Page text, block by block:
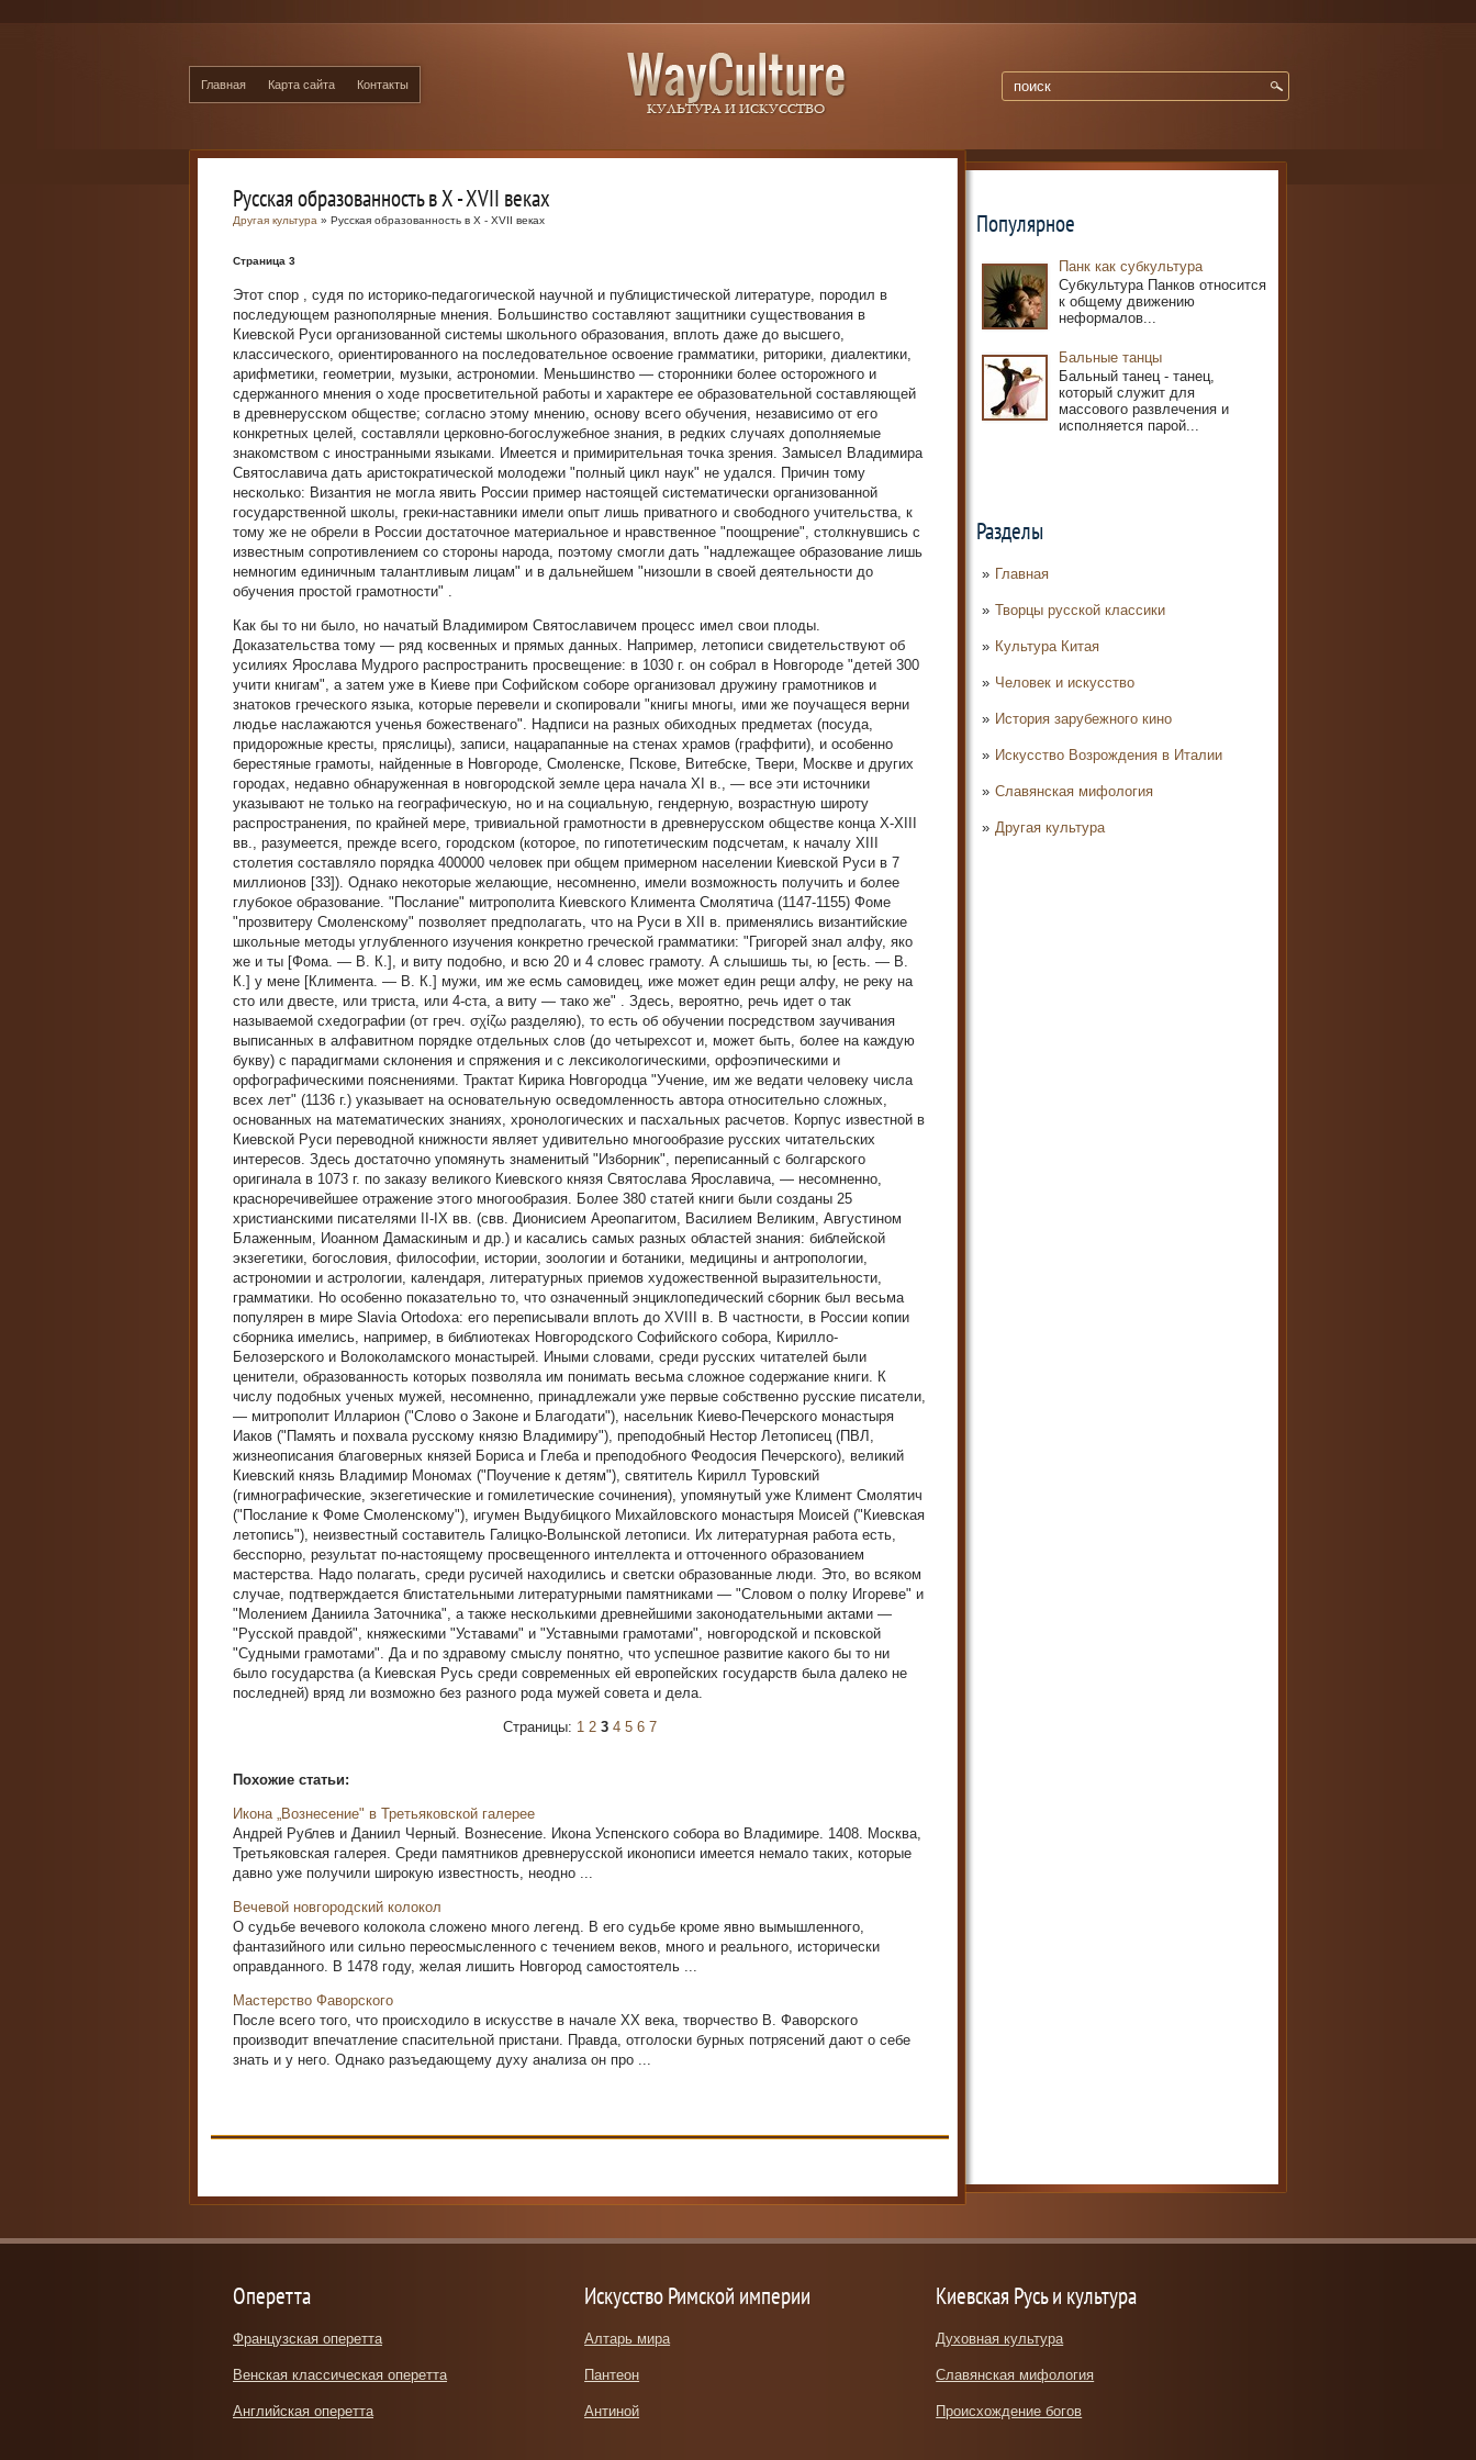
Главная Карта сайта Контакты
Популярное
Панк как субкультура
Субкультура Панков относится
к общему движению
неформалов...
Бальные танцы
Бальный танец - танец,
который служит для
массового развлечения и
исполняется парой...
Разделы
Главная
Творцы русской классики
Культура Китая
Человек и искусство
История зарубежного кино
Искусство Возрождения в Италии
Славянская мифология
Другая культура
Русская образованность в X - XVII веках
Другая культура » Русская образованность в X - XVII веках
Страница 3
Этот спор , судя по историко-педагогической научной и публицистической литературе, породил в
последующем разнополярные мнения. Большинство составляют защитники существования в
Киевской Руси организованной системы школьного образования, вплоть даже до высшего,
классического, ориентированного на последовательное освоение грамматики, риторики, диалектики,
арифметики, геометрии, музыки, астрономии. Меньшинство — сторонники более осторожного и
сдержанного мнения о ходе просветительной работы и характере ее образовательной составляющей
в древнерусском обществе; согласно этому мнению, основу всего обучения, независимо от его
конкретных целей, составляли церковно-богослужебное знания, в редких случаях дополняемые
знакомством с иностранными языками. Имеется и примирительная точка зрения. Замысел Владимира
Святославича дать аристократической молодежи "полный цикл наук" не удался. Причин тому
несколько: Византия не могла явить России пример настоящей систематически организованной
государственной школы, греки-наставники имели опыт лишь приватного и свободного учительства, к
тому же не обрели в России достаточное материальное и нравственное "поощрение", столкнувшись с
известным сопротивлением со стороны народа, поэтому смогли дать "надлежащее образование лишь
немногим единичным талантливым лицам" и в дальнейшем "низошли в своей деятельности до
обучения простой грамотности" .
Как бы то ни было, но начатый Владимиром Святославичем процесс имел свои плоды.
Доказательства тому — ряд косвенных и прямых данных. Например, летописи свидетельствуют об
усилиях Ярослава Мудрого распространить просвещение: в 1030 г. он собрал в Новгороде "детей 300
учити книгам", а затем уже в Киеве при Софийском соборе организовал дружину грамотников и
знатоков греческого языка, которые перевели и скопировали "книгы многы, ими же поучащеся верни
людье наслажаются ученья божественаго". Надписи на разных обиходных предметах (посуда,
придорожные кресты, пряслицы), записи, нацарапанные на стенах храмов (граффити), и особенно
берестяные грамоты, найденные в Новгороде, Смоленске, Пскове, Витебске, Твери, Москве и других
городах, недавно обнаруженная в новгородской земле цера начала XI в., — все эти источники
указывают не только на географическую, но и на социальную, гендерную, возрастную широту
распространения, по крайней мере, тривиальной грамотности в древнерусском обществе конца X-XIII
вв., разумеется, прежде всего, городском (которое, по гипотетическим подсчетам, к началу XIII
столетия составляло порядка 400000 человек при общем примерном населении Киевской Руси в 7
миллионов [33]). Однако некоторые желающие, несомненно, имели возможность получить и более
глубокое образование. "Послание" митрополита Киевского Климента Смолятича (1147-1155) Фоме
"прозвитеру Смоленскому" позволяет предполагать, что на Руси в XII в. применялись византийские
школьные методы углубленного изучения конкретно греческой грамматики: "Григорей знал алфу, яко
же и ты [Фома. — В. К.], и виту подобно, и всю 20 и 4 словес грамоту. А слышишь ты, ю [есть. — В.
К.] у мене [Климента. — В. К.] мужи, им же есмь самовидец, иже может един рещи алфу, не реку на
сто или двесте, или триста, или 4-ста, а виту — тако же" . Здесь, вероятно, речь идет о так
называемой схедографии (от греч. σχίζω разделяю), то есть об обучении посредством заучивания
выписанных в алфавитном порядке отдельных слов (до четырехсот и, может быть, более на каждую
букву) с парадигмами склонения и спряжения и с лексикологическими, орфоэпическими и
орфографическими пояснениями. Трактат Кирика Новгородца "Учение, им же ведати человеку числа
всех лет" (1136 г.) указывает на основательную осведомленность автора относительно сложных,
основанных на математических знаниях, хронологических и пасхальных расчетов. Корпус известной в
Киевской Руси переводной книжности являет удивительно многообразие русских читательских
интересов. Здесь достаточно упомянуть знаменитый "Изборник", переписанный с болгарского
оригинала в 1073 г. по заказу великого Киевского князя Святослава Ярославича, — несомненно,
красноречивейшее отражение этого многообразия. Более 380 статей книги были созданы 25
христианскими писателями II-IX вв. (свв. Дионисием Ареопагитом, Василием Великим, Августином
Блаженным, Иоанном Дамаскиным и др.) и касались самых разных областей знания: библейской
экзегетики, богословия, философии, истории, зоологии и ботаники, медицины и антропологии,
астрономии и астрологии, календаря, литературных приемов художественной выразительности,
грамматики. Но особенно показательно то, что означенный энциклопедический сборник был весьма
популярен в мире Slavia Ortodoxa: его переписывали вплоть до XVIII в. В частности, в России копии
сборника имелись, например, в библиотеках Новгородского Софийского собора, Кирилло-
Белозерского и Волоколамского монастырей. Иными словами, среди русских читателей были
ценители, образованность которых позволяла им понимать весьма сложное содержание книги. К
числу подобных ученых мужей, несомненно, принадлежали уже первые собственно русские писатели,
— митрополит Илларион ("Слово о Законе и Благодати"), насельник Киево-Печерского монастыря
Иаков ("Память и похвала русскому князю Владимиру"), преподобный Нестор Летописец (ПВЛ,
жизнеописания благоверных князей Бориса и Глеба и преподобного Феодосия Печерского), великий
Киевский князь Владимир Мономах ("Поучение к детям"), святитель Кирилл Туровский
(гимнографические, экзегетические и гомилетические сочинения), упомянутый уже Климент Смолятич
("Послание к Фоме Смоленскому"), игумен Выдубицкого Михайловского монастыря Моисей ("Киевская
летопись"), неизвестный составитель Галицко-Волынской летописи. Их литературная работа есть,
бесспорно, результат по-настоящему просвещенного интеллекта и отточенного образованием
мастерства. Надо полагать, среди русичей находились и светски образованные люди. Это, во всяком
случае, подтверждается блистательными литературными памятниками — "Словом о полку Игореве" и
"Молением Даниила Заточника", а также несколькими древнейшими законодательными актами —
"Русской правдой", княжескими "Уставами" и "Уставными грамотами", новгородской и псковской
"Судными грамотами". Да и по здравому смыслу понятно, что успешное развитие какого бы то ни
было государства (а Киевская Русь среди современных ей европейских государств была далеко не
последней) вряд ли возможно без разного рода мужей совета и дела.
Страницы: 1 2 3 4 5 6 7
Похожие статьи:
Икона „Вознесение" в Третьяковской галерее
Андрей Рублев и Даниил Черный. Вознесение. Икона Успенского собора во Владимире. 1408. Москва,
Третьяковская галерея. Среди памятников древнерусской иконописи имеется немало таких, которые
давно уже получили широкую известность, неодно ...
Вечевой новгородский колокол
О судьбе вечевого колокола сложено много легенд. В его судьбе кроме явно вымышленного,
фантазийного или сильно переосмысленного с течением веков, много и реального, исторически
оправданного. В 1478 году, желая лишить Новгород самостоятель ...
Мастерство Фаворского
После всего того, что происходило в искусстве в начале XX века, творчество В. Фаворского
производит впечатление спасительной пристани. Правда, отголоски бурных потрясений дают о себе
знать и у него. Однако разъедающему духу анализа он про ...
Оперетта
Французская оперетта
Венская классическая оперетта
Английская оперетта
Искусство Римской империи
Алтарь мира
Пантеон
Антиной
Киевская Русь и культура
Духовная культура
Славянская мифология
Происхождение богов